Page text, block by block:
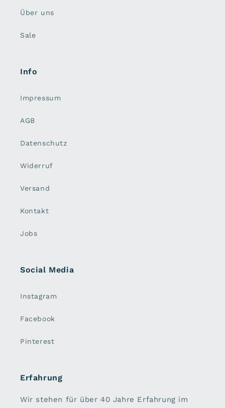
Über uns
Sale
Info
Impressum
AGB
Datenschutz
Widerruf
Versand
Kontakt
Jobs
Social Media
Instagram
Facebook
Pinterest
Erfahrung
Wir stehen für über 40 Jahre Erfahrung im